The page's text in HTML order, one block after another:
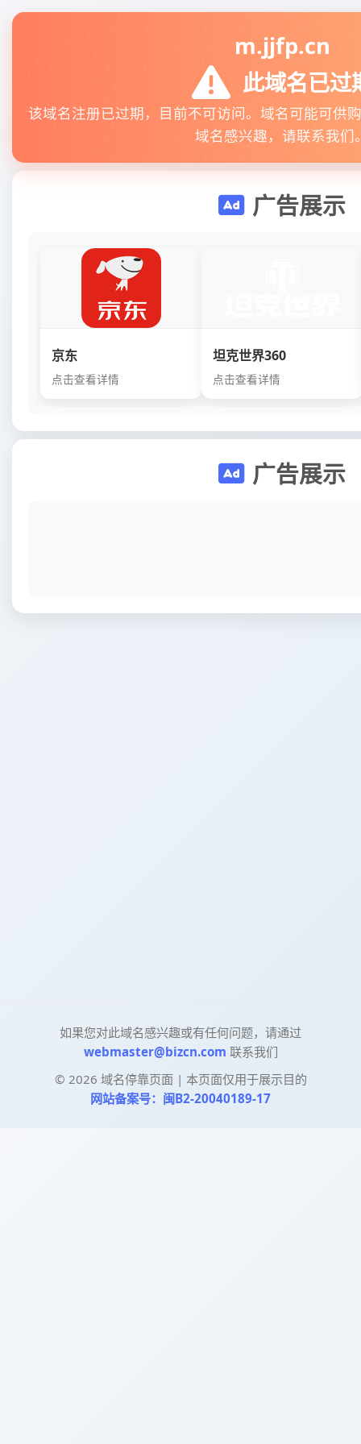
m.jjfp.cn
此域名已过
该域名注册已过期，目前不可访问。域名可能可供
域名感兴趣，请联系我们
广告展示
京东
点击查看详情
坦克世界360
点击查看详情
广告展示
如果您对此域名感兴趣或有任何问题，请通过
webmaster@bizcn.com 联系我们
© 2026 域名停靠页面 | 本页面仅用于展示目的
网站备案号：闽B2-20040189-17